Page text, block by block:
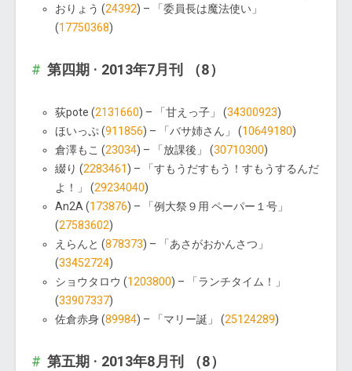
おりょう (24392) – 「委員長は魔法使い」
(17750368)
第四期 · 2013年7月刊 （8）
荻pote (2131660) – 「甘えっ子」 (34300923)
ほいっぷ (911856) – 「バサ姉さん」 (10649180)
倉澤もこ (23034) – 「放課後」 (30710300)
綴り (2283461 ) – 「すもうだすもう！すもうするんだ
よ！」 (29234040)
An2A (173876) – 「例大祭９用 ペーパー１号」
(27583602)
えらんと (878373) – 「あさがおかんさつ」
(33452724)
ショウタロウ (1203800) – 「ランチタイム！」
(33907337)
佐倉赤身 (89984) – 「マリー誕」 (25124289)
第五期 · 2013年8月刊 （8）